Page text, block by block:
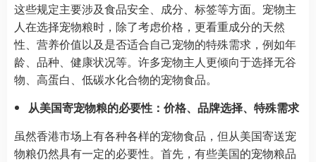
这些规定主要涉及食品安全、成分、标签等方面。宠物主
人在选择宠物粮时，除了考虑价格，更看重成分的天然
性、营养价值以及是否适合自己宠物的特殊需求，例如年
龄、品种、健康状况等。许多宠物主人更倾向于选择无谷
物、高蛋白、低碳水化合物的宠物食品。
从美国寄宠物粮的必要性：价格、品牌选择、特殊需求
虽然香港市场上有各种各样的宠物食品，但从美国寄送宠
物粮仍然具有一定的必要性。首先，有些美国的宠物粮品